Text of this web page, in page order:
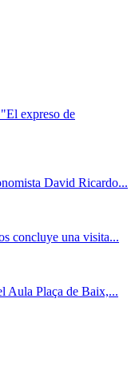
expreso de
David Ricardo...
concluye una visita...
Aula Plaça de Baix,...